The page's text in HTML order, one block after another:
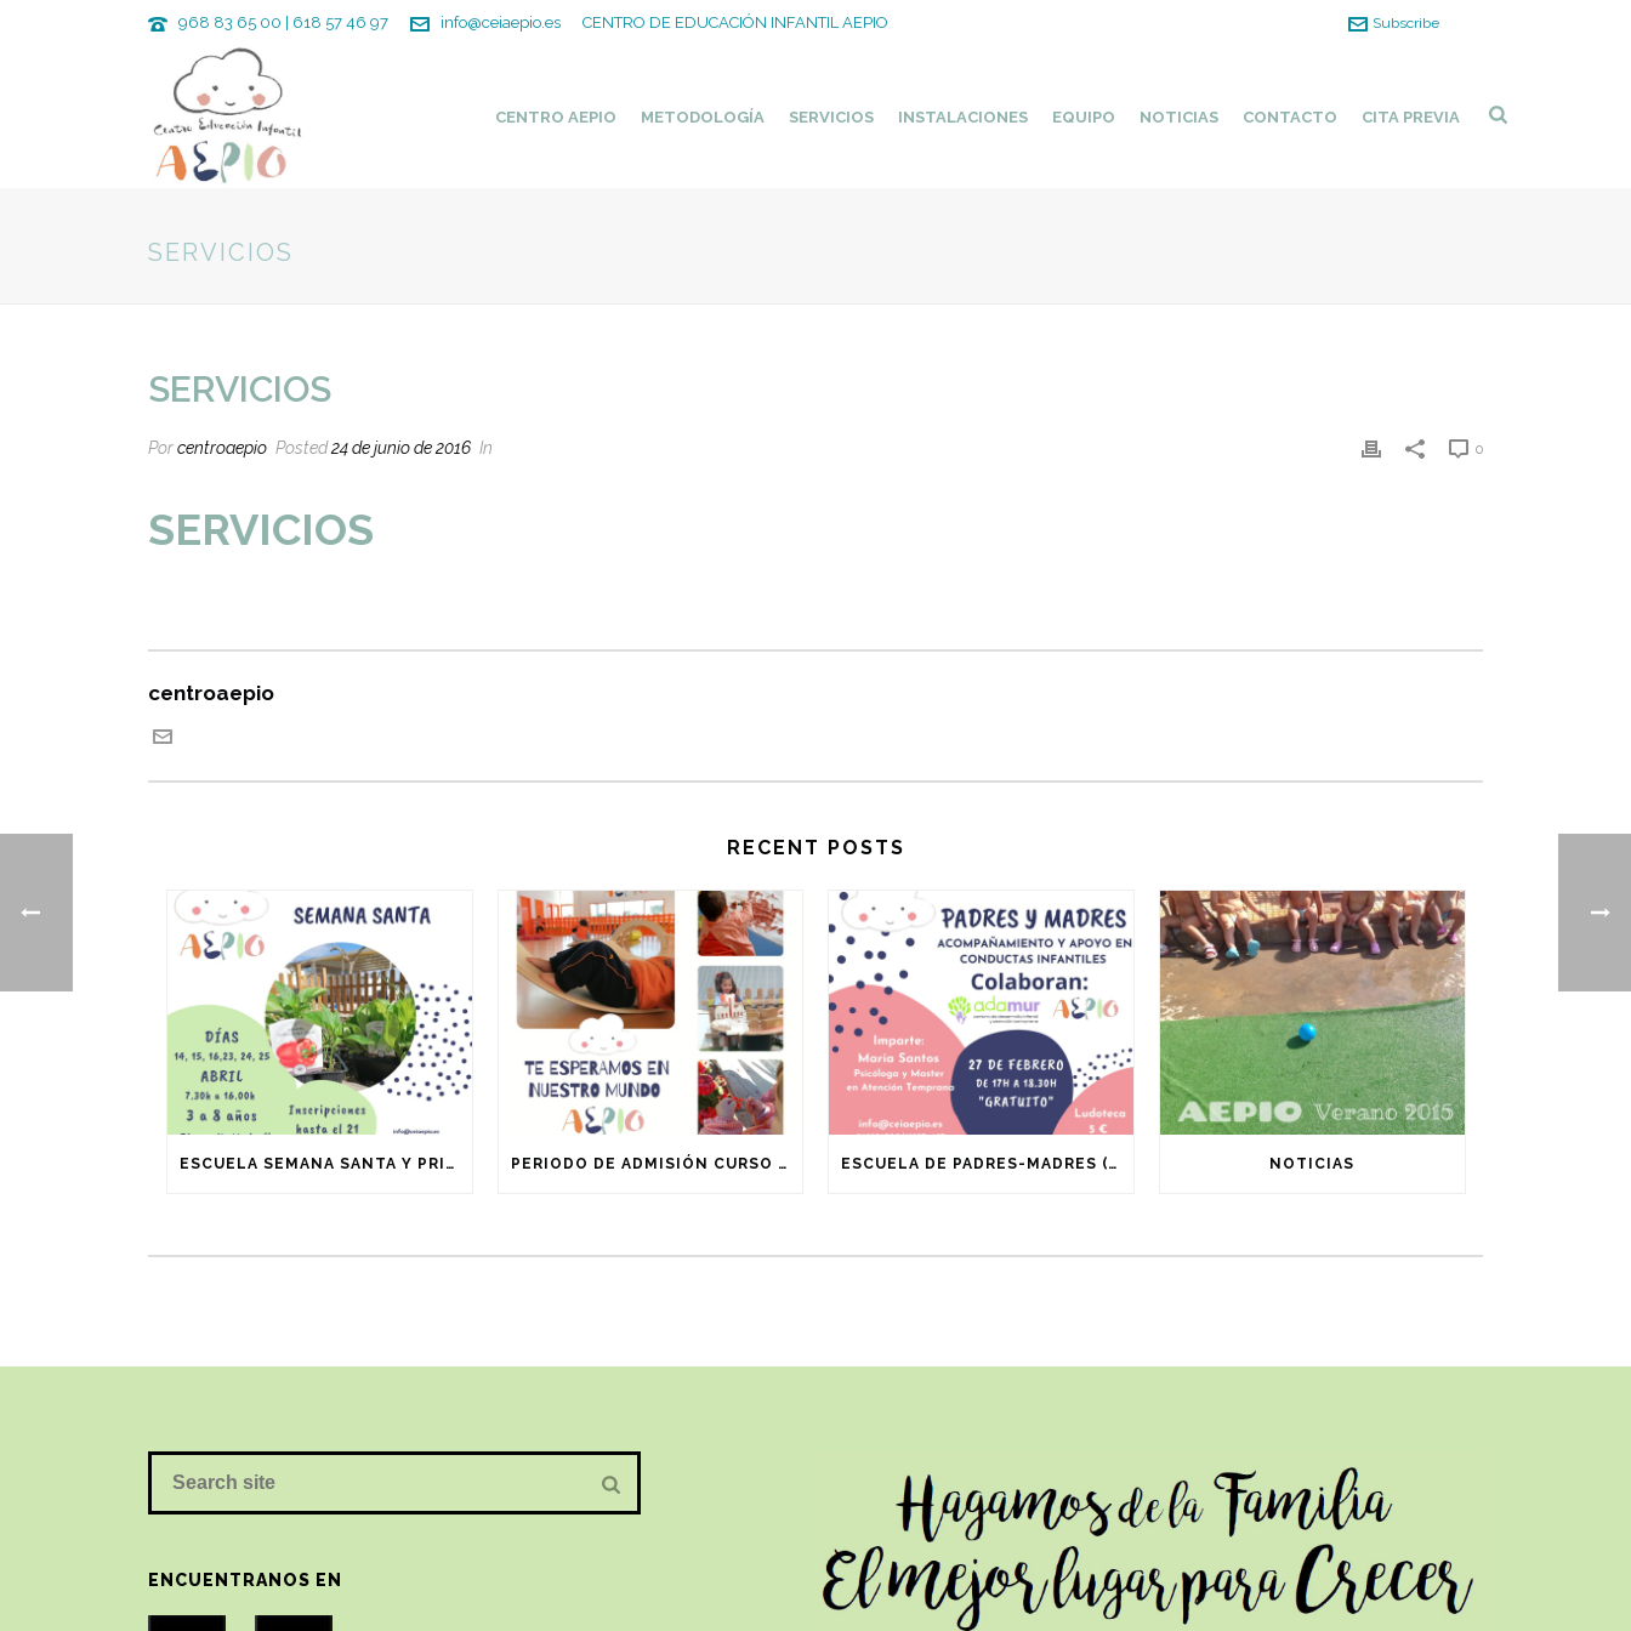
968 83 65 00 | 618 57 46 97 info@ceiaepio.es CENTRO DE EDUCACIÓN INFANTIL AEPIO Subscribe
CENTRO AEPIO METODOLOGÍA SERVICIOS INSTALACIONES EQUIPO NOTICIAS CONTACTO CITA PREVIA
SERVICIOS
SERVICIOS
Porcentroaepio Posted24 de junio de 2016 In 0
SERVICIOS
centroaepio
RECENT POSTS
ESCUELA SEMANA SANTA Y PRIMAVERA (3-8 AÑOS) PERIODO DE ADMISIÓN CURSO 2025/2026 ESCUELA DE PADRES-MADRES (ADAMUR-CEI AEPIO) NOTICIAS
ENCUENTRANOS EN